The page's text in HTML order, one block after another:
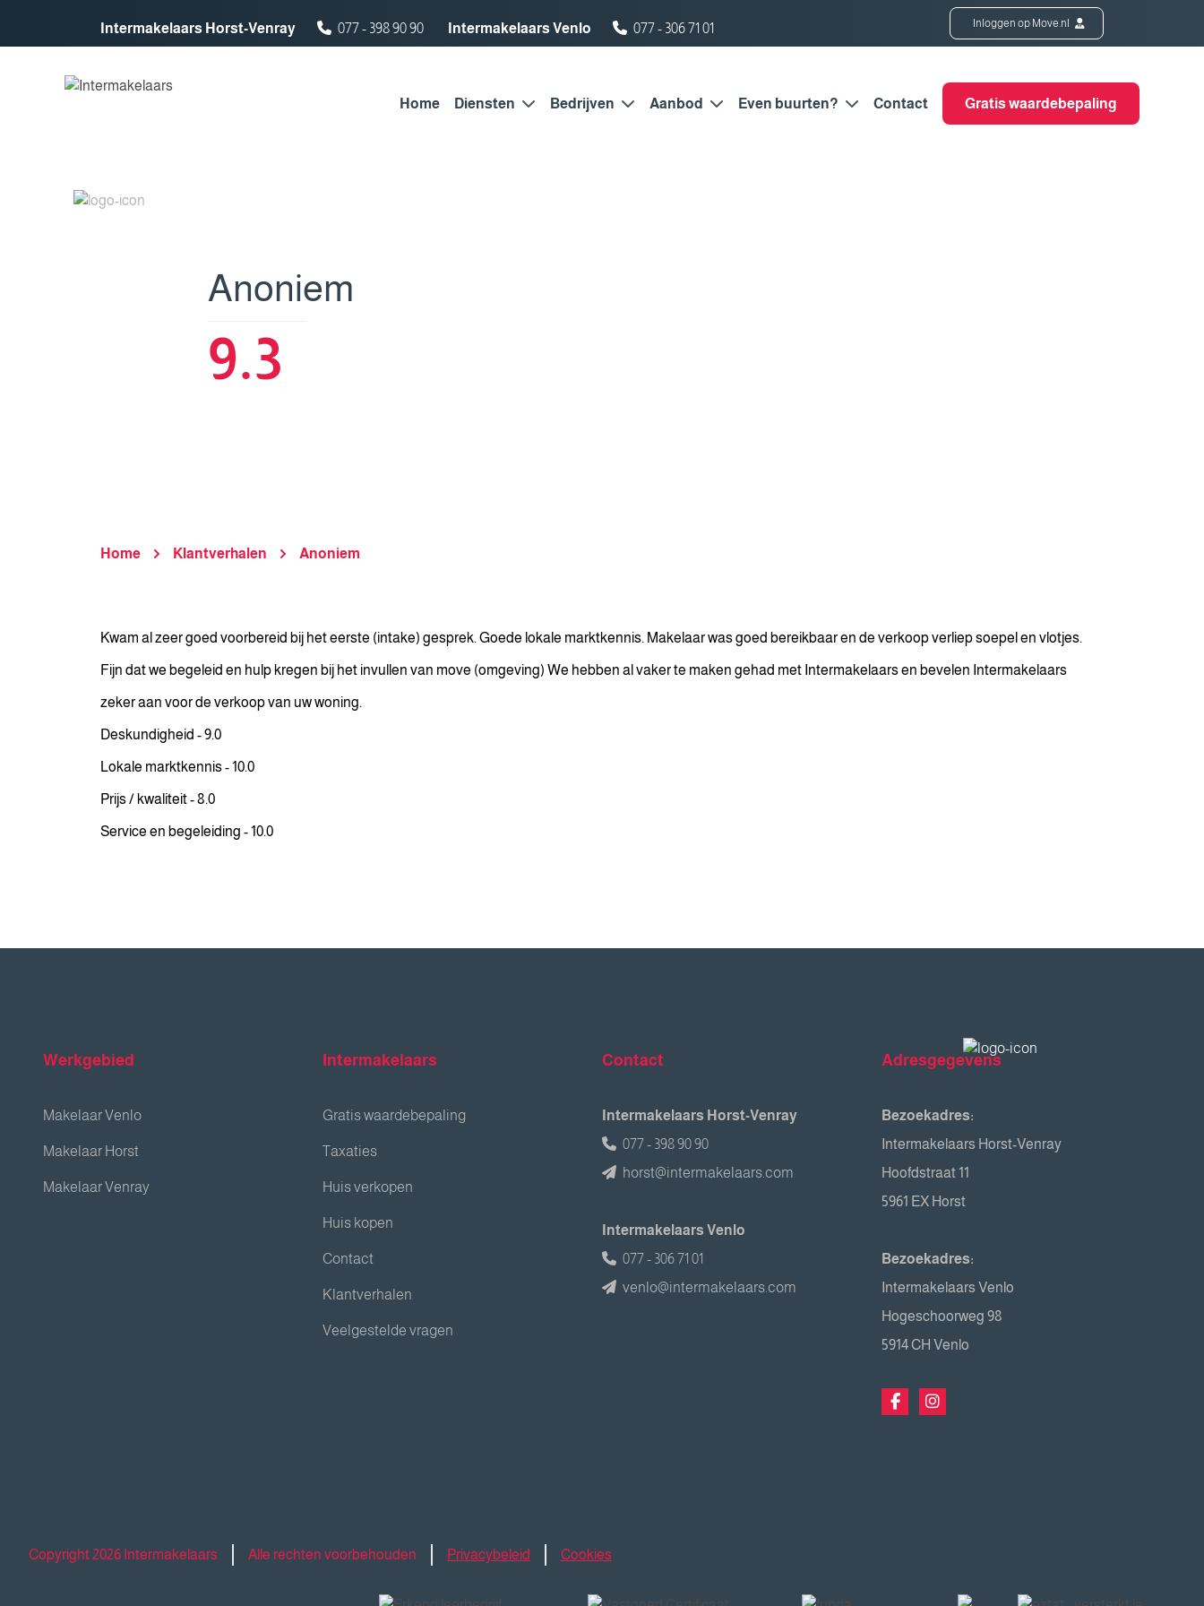
Intermakelaars Horst-Venray
077 - 398 90 90 Intermakelaars Venlo 077 - 306 71 01 Inloggen op Move.nl
Home Diensten Bedrijven Aanbod Even buurten? Contact Gratis waardebepaling
Anoniem
9.3
Home Klantverhalen Anoniem
Kwam al zeer goed voorbereid bij het eerste (intake) gesprek. Goede lokale marktkennis. Makelaar was goed bereikbaar en de verkoop verliep soepel en vlotjes.
Fijn dat we begeleid en hulp kregen bij het invullen van move (omgeving) We hebben al vaker te maken gehad met Intermakelaars en bevelen Intermakelaars
zeker aan voor de verkoop van uw woning.
Deskundigheid - 9.0
Lokale marktkennis - 10.0
Prijs / kwaliteit - 8.0
Service en begeleiding - 10.0
Werkgebied
Makelaar Venlo
Makelaar Horst
Makelaar Venray
Intermakelaars
Gratis waardebepaling
Taxaties
Huis verkopen
Huis kopen
Contact
Klantverhalen
Veelgestelde vragen
Contact
Intermakelaars Horst-Venray
077 - 398 90 90
horst@intermakelaars.com
Intermakelaars Venlo
077 - 306 71 01
venlo@intermakelaars.com
Adresgegevens
Bezoekadres:
Intermakelaars Horst-Venray
Hoofdstraat 11
5961 EX Horst
Bezoekadres:
Intermakelaars Venlo
Hogeschoorweg 98
5914 CH Venlo
Copyright 2026 Intermakelaars Alle rechten voorbehouden Privacybeleid Cookies